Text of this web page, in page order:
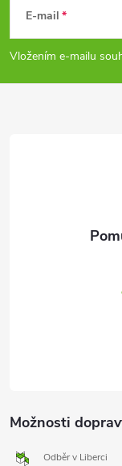
p
E-mail
Vložením e-mailu
Možnosti
Odběr v Liberci